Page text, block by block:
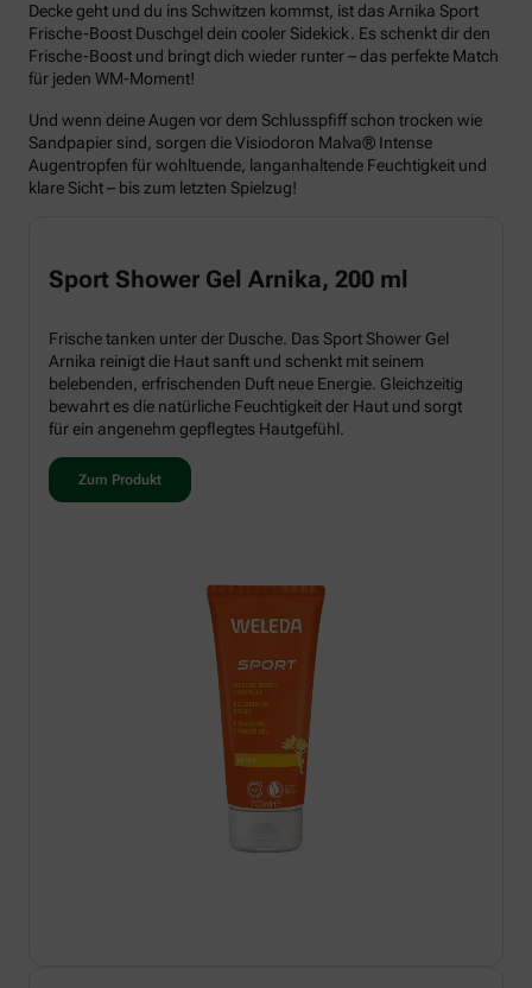
Decke geht und du ins Schwitzen kommst, ist das Arnika Sport
Frische-Boost Duschgel dein cooler Sidekick. Es schenkt dir den
Frische-Boost und bringt dich wieder runter – das perfekte Match
für jeden WM-Moment!
Und wenn deine Augen vor dem Schlusspfiff schon trocken wie
Sandpapier sind, sorgen die Visiodoron Malva® Intense
Augentropfen für wohltuende, langanhaltende Feuchtigkeit und
klare Sicht – bis zum letzten Spielzug!
Sport Shower Gel Arnika, 200 ml
Frische tanken unter der Dusche. Das Sport Shower Gel
Arnika reinigt die Haut sanft und schenkt mit seinem
belebenden, erfrischenden Duft neue Energie. Gleichzeitig
bewahrt es die natürliche Feuchtigkeit der Haut und sorgt
für ein angenehm gepflegtes Hautgefühl.
Zum Produkt